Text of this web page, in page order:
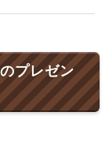
プレゼン